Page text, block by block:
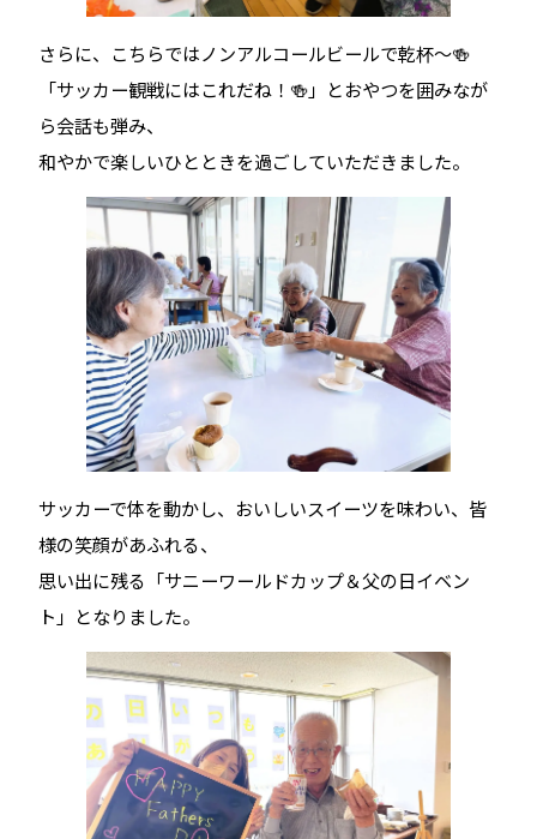
さらに、こちらではノンアルコールビールで乾杯～🍻
「サッカー観戦にはこれだね！🍻」とおやつを囲みなが
ら会話も弾み、
和やかで楽しいひとときを過ごしていただきました。
サッカーで体を動かし、おいしいスイーツを味わい、皆
様の笑顔があふれる、
思い出に残る「サニーワールドカップ＆父の日イベン
ト」となりました。